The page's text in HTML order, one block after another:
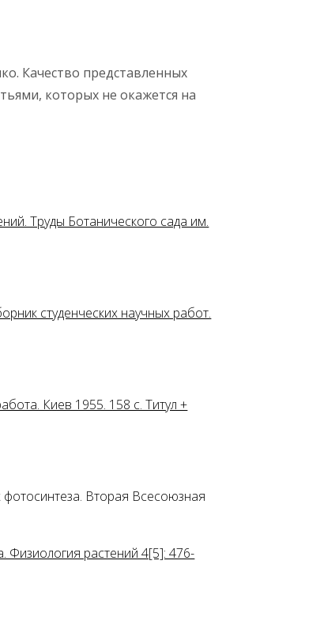
Качество представленных
которых не окажется на
Труды Ботанического сада им.
студенческих научных работ.
Киев 1955. 158 с. Титул +
Вторая Всесоюзная
Физиология растений 4[5]: 476-